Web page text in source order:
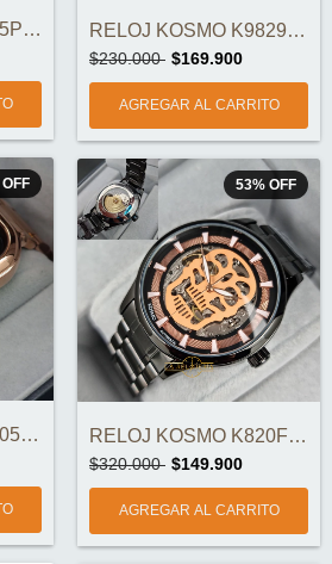
RELOJ KOSMO K535P AUTOMÁTICO DOBLE CORRE... RELOJ KOSMO K9829 AUTOMÁTICO ORIGINAL
$230.000 $169.900
OFF
RELOJ KOSMO K9005A AUTOMÁTICO ORIGINAL
53% OFF
RELOJ KOSMO K820F AUTOMÁTICO ORIGINAL
$320.000 $149.900